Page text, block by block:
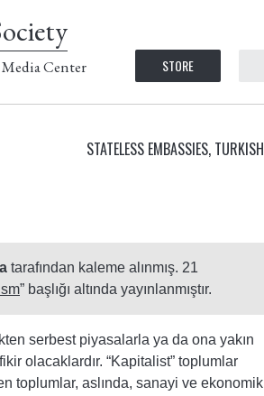
Center STORE
STATELESS EMBASSIES, TURKISH
tarafından kaleme alınmış. 21
” başlığı altında yayınlanmıştır.
serbest piyasalarla ya da ona yakın
olacaklardır. “Kapitalist” toplumlar
toplumlar, aslında, sanayi ve ekonomik